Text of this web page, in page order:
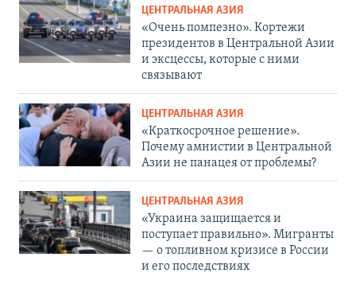
ЦЕНТРАЛЬНАЯ АЗИЯ
«Очень помпезно». Кортежи
президентов в Центральной Азии
и эксцессы, которые с ними
связывают
ЦЕНТРАЛЬНАЯ АЗИЯ
«Краткосрочное решение».
Почему амнистии в Центральной
Азии не панацея от проблемы?
ЦЕНТРАЛЬНАЯ АЗИЯ
«Украина защищается и
поступает правильно». Мигранты
— о топливном кризисе в России
и его последствиях